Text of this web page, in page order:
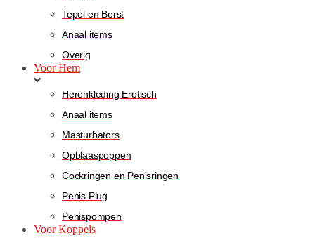
Tepel en Borst
Anaal items
Overig
Voor Hem
Herenkleding Erotisch
Anaal items
Masturbators
Opblaaspoppen
Cockringen en Penisringen
Penis Plug
Penispompen
Voor Koppels